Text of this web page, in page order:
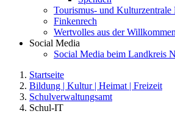
Tourismus- und
Finkenrech
Wertvolles aus der
Social Media
Social Media beim Landkreis
Startseite
Bildung | Kultur | Heimat | Freizeit
Schulverwaltungsamt
Schul-IT